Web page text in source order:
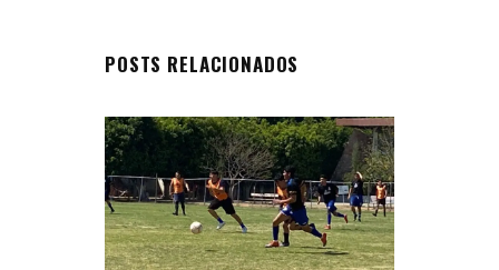
POSTS RELACIONADOS